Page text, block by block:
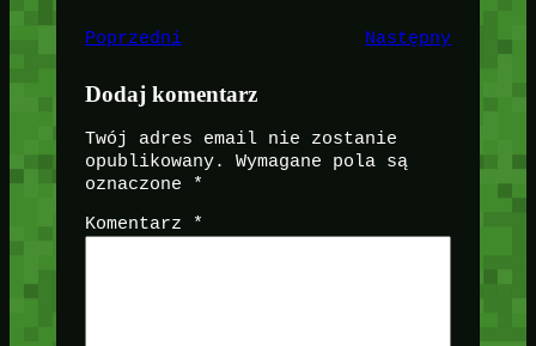
Poprzedni Następny
Dodaj komentarz
Twój adres email nie zostanie
opublikowany.
Wymagane pola są
oznaczone
*
Komentarz *